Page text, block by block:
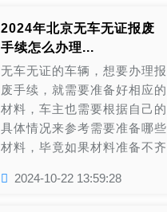
2024年北京无车无证报废
手续怎么办理...
无车无证的车辆，想要办理报
废手续，就需要准备好相应的
材料，车主也需要根据自己的
具体情况来参考需要准备哪些
材料，毕竟如果材料准备不齐
正常办理的。...
2024-10-22 13:59:28